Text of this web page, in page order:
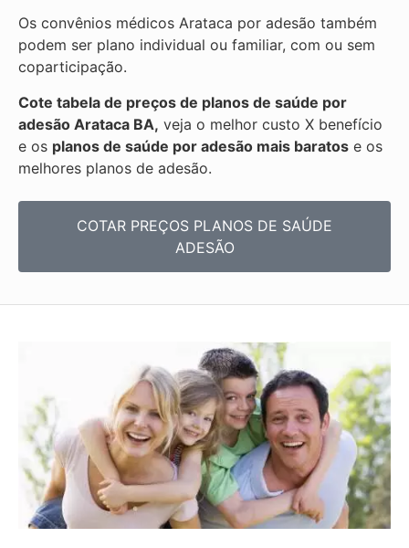
Os convênios médicos Arataca por adesão também
podem ser plano individual ou familiar, com ou sem
coparticipação.
Cote tabela de preços de planos de saúde por
adesão Arataca BA, veja o melhor custo X benefício
e os planos de saúde por adesão mais baratos e os
melhores planos de adesão.
COTAR PREÇOS PLANOS DE SAÚDE
ADESÃO